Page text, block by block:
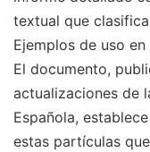
textual que
Ejemplos de uso
El documento,
actualizaciones de
Española,
estas partículas